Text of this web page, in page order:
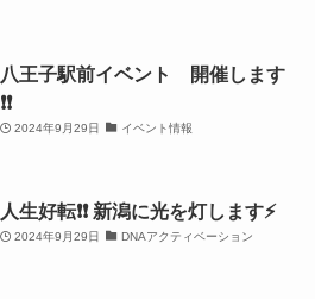
八王子駅前イベント 開催します
❗️❗️
2024年9月29日 イベント情報
人生好転❗️❗️ 新潟に光を灯します⚡️
2024年9月29日 DNAアクティベーション